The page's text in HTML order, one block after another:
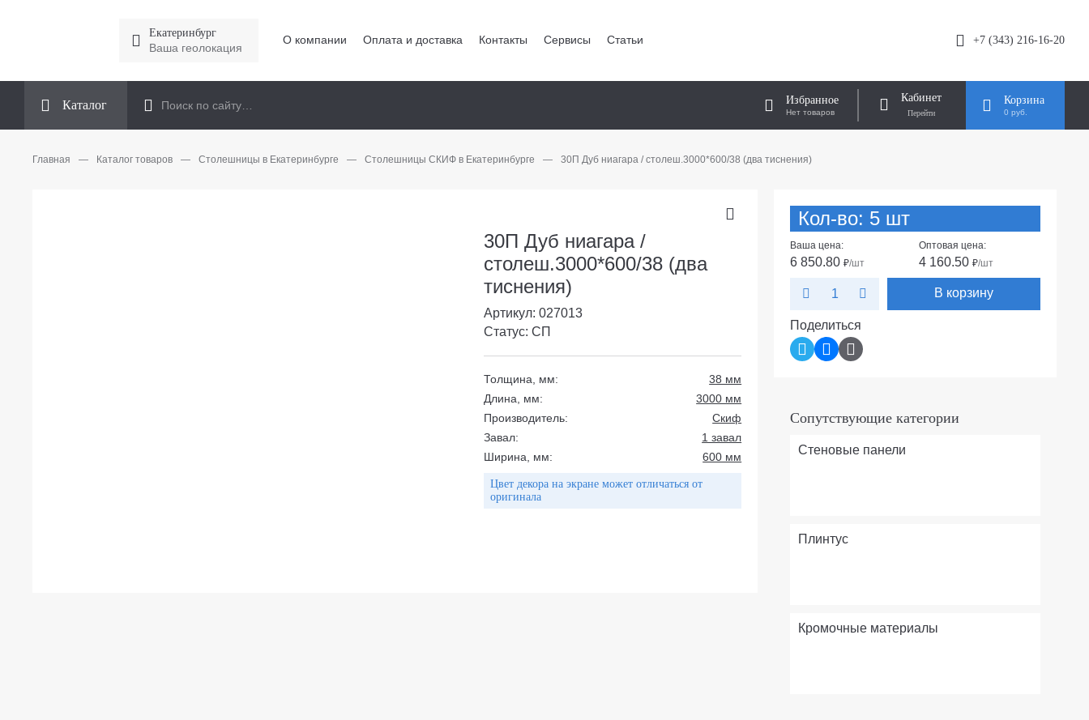
Екатеринбург
Ваша геолокация
О компании Оплата и доставка Контакты Сервисы Статьи +7 (343) 216-16-20
Каталог Избранное
Нет товаров
Кабинет Корзина
0 руб.
Главная — Каталог товаров — Столешницы в Екатеринбурге — Столешницы СКИФ в Екатеринбурге — 30П Дуб ниагара / столеш.3000*600/38 (два тиснения)
Кол-во: 5 шт
Ваша цена:
6 850.80₽/шт
Оптовая цена:
4 160.50₽/шт
В корзину
Поделиться
Сопутствующие категории
Стеновые панели
Плинтус
Кромочные материалы
30П Дуб ниагара /
столеш.3000*600/38 (два
тиснения)
Артикул: 027013
Статус: СП
Толщина, мм:
38 мм
Длина, мм:
3000 мм
Производитель:
Скиф
Завал:
1 завал
Ширина, мм:
600 мм
Цвет декора на экране может отличаться от
оригинала